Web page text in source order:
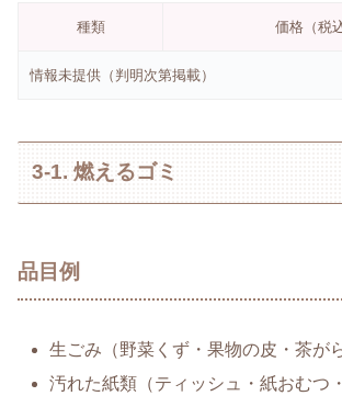
種類 価格（税
情報未提供（判明次第掲載）
3-1. 燃えるゴミ
品目例
生ごみ（野菜くず・果物の皮・茶が
汚れた紙類（ティッシュ・紙おむつ